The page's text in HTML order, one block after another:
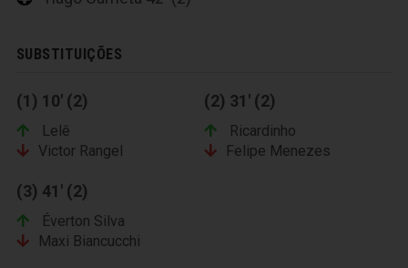
SUBSTITUIÇÕES
(1) 10' (2)
Lelê
Victor Rangel
(2) 31' (2)
Ricardinho
Felipe Menezes
(3) 41' (2)
Éverton Silva
Maxi Biancucchi